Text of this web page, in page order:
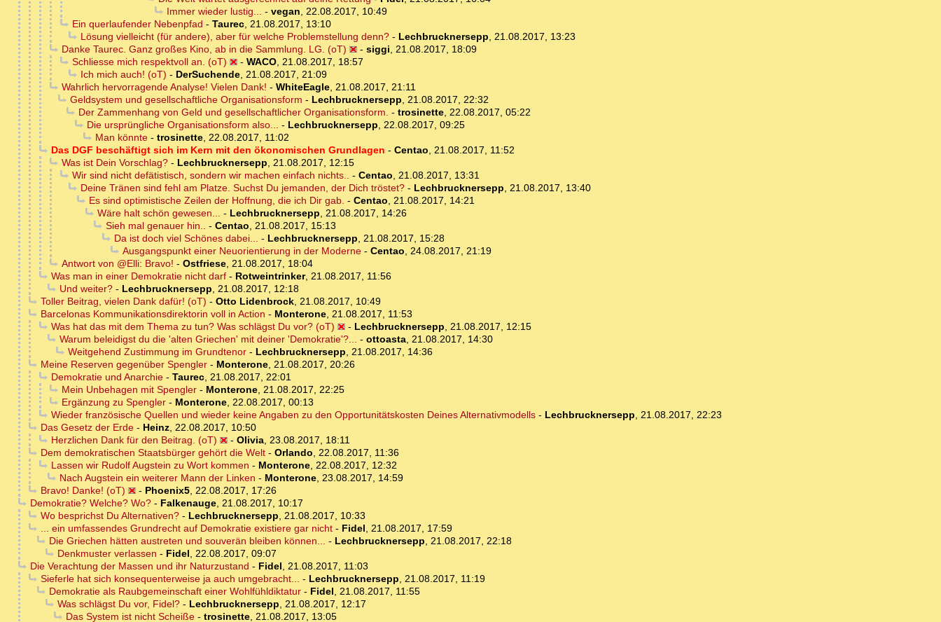
Immer wieder lustig... - vegan, 22.08.2017, 10:49
Ein querlaufender Nebenpfad - Taurec, 21.08.2017, 13:10
Lösung vielleicht (für andere), aber für welche Problemstellung denn?- Lechbrucknersepp, 21.08.2017, 13:23
Danke Taurec. Ganz großes Kino, ab in die Sammlung. LG. (oT)
- siggi, 21.08.2017, 18:09
Schliesse mich respektvoll an. (oT)
- WACO, 21.08.2017, 18:57
Ich mich auch! (oT) - DerSuchende, 21.08.2017, 21:09
Wahrlich hervorragende Analyse! Vielen Dank! - WhiteEagle, 21.08.2017, 21:11
Geldsystem und gesellschaftliche Organisationsform - Lechbrucknersepp, 21.08.2017, 22:32
Der Zammenhang von Geld und gesellschaftlicher Organisationsform. - trosinette, 22.08.2017, 05:22
Die ursprüngliche Organisationsform also... - Lechbrucknersepp, 22.08.2017, 09:25
Man könnte- trosinette, 22.08.2017, 11:02
Das DGF beschäftigt sich im Kern mit den ökonomischen Grundlagen - Centao, 21.08.2017, 11:52
Was ist Dein Vorschlag?- Lechbrucknersepp, 21.08.2017, 12:15
Wir sind nicht defätistisch, sondern wir machen einfach nichts.. - Centao, 21.08.2017, 13:31
Deine Tränen sind fehl am Platze. Suchst Du jemanden, der Dich tröstet?- Lechbrucknersepp, 21.08.2017, 13:40
Es sind optimistische Zeilen der Hoffnung, die ich Dir gab. - Centao, 21.08.2017, 14:21
Wäre halt schön gewesen... - Lechbrucknersepp, 21.08.2017, 14:26
Sieh mal genauer hin.. - Centao, 21.08.2017, 15:13
Da ist doch viel Schönes dabei... - Lechbrucknersepp, 21.08.2017, 15:28
Ausgangspunkt einer Neuorientierung in der Moderne- Centao, 24.08.2017, 21:19
Antwort von @Elli: Bravo! - Ostfriese, 21.08.2017, 18:04
Was man in einer Demokratie nicht darf- Rotweintrinker, 21.08.2017, 11:56
Und weiter?- Lechbrucknersepp, 21.08.2017, 12:18
Toller Beitrag, vielen Dank dafür! (oT) - Otto Lidenbrock, 21.08.2017, 10:49
Barcelonas Kommunikationsdirektorin voll in Action - Monterone, 21.08.2017, 11:53
Was hat das mit dem Thema zu tun? Was schlägst Du vor? (oT)
- Lechbrucknersepp, 21.08.2017, 12:15
Warum beleidigst du die 'alten Griechen' mit deiner 'Demokratie'?... - ottoasta, 21.08.2017, 14:30
Weitgehend Zustimmung im Grundtenor- Lechbrucknersepp, 21.08.2017, 14:36
Meine Reserven gegenüber Spengler- Monterone, 21.08.2017, 20:26
Demokratie und Anarchie- Taurec, 21.08.2017, 22:01
Mein Unbehagen mit Spengler- Monterone, 21.08.2017, 22:25
Ergänzung zu Spengler- Monterone, 22.08.2017, 00:13
Wieder französische Quellen und wieder keine Angaben zu den Opportunitätskosten Deines Alternativmodells- Lechbrucknersepp, 21.08.2017, 22:23
Das Gesetz der Erde- Heinz, 22.08.2017, 10:50
Herzlichen Dank für den Beitrag. (oT)
- Olivia, 23.08.2017, 18:11
Dem demokratischen Staatsbürger gehört die Welt- Orlando, 22.08.2017, 11:36
Lassen wir Rudolf Augstein zu Wort kommen - Monterone, 22.08.2017, 12:32
Nach Augstein ein weiterer Mann der Linken - Monterone, 23.08.2017, 14:59
Bravo! Danke! (oT)
- Phoenix5, 22.08.2017, 17:26
Demokratie? Welche? Wo?- Falkenauge, 21.08.2017, 10:17
Wo besprichst Du Alternativen?- Lechbrucknersepp, 21.08.2017, 10:33
... ein umfassendes Grundrecht auf Demokratie existiere gar nicht- Fidel, 21.08.2017, 17:59
Die Griechen hätten austreten und souverän bleiben können... - Lechbrucknersepp, 21.08.2017, 22:18
Denkmuster verlassen - Fidel, 22.08.2017, 09:07
Die Verachtung der Massen und ihr Naturzustand - Fidel, 21.08.2017, 11:03
Sieferle hat sich konsequenterweise ja auch umgebracht... - Lechbrucknersepp, 21.08.2017, 11:19
Demokratie als Raubgemeinschaft einer Wohlfühldiktatur- Fidel, 21.08.2017, 11:55
Was schlägst Du vor, Fidel?- Lechbrucknersepp, 21.08.2017, 12:17
Das System ist nicht Scheiße- trosinette, 21.08.2017, 13:05